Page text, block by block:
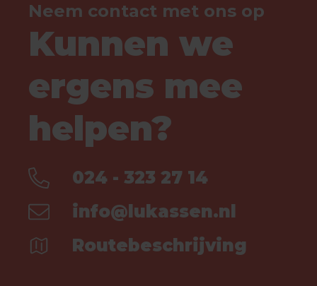
Neem contact met ons op
Kunnen we
ergens mee
helpen?
024 - 323 27 14
info@lukassen.nl
Routebeschrijving